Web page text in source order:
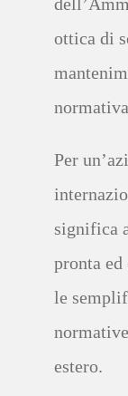
ottica di
normativa
Per
significa
pronta
le
estero.